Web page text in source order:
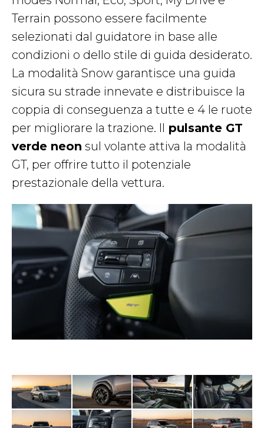
Terrain possono essere facilmente
selezionati dal guidatore in base alle
condizioni o dello stile di guida desiderato.
La modalità Snow garantisce una guida
sicura su strade innevate e distribuisce la
coppia di conseguenza a tutte e 4 le ruote
per migliorare la trazione. Il
pulsante GT
verde neon sul volante attiva la modalità
GT, per offrire tutto il potenziale
prestazionale della vettura.